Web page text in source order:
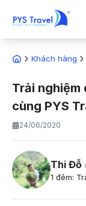
Khách hàng
Trải nghiệm
cùng PYS
24/06/2020
Thi Đỗ
1 đêm: